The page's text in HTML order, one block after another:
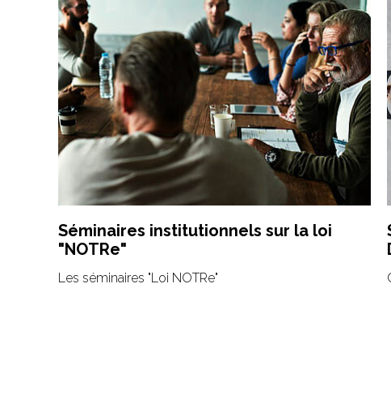
Séminaires institutionnels sur la loi
"NOTRe"
Les séminaires "Loi NOTRe"